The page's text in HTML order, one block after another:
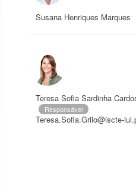
Susana Henriques Marques
Teresa Sofia Sardinha
Responsável
Teresa.Sofia.Grilo@iscte-